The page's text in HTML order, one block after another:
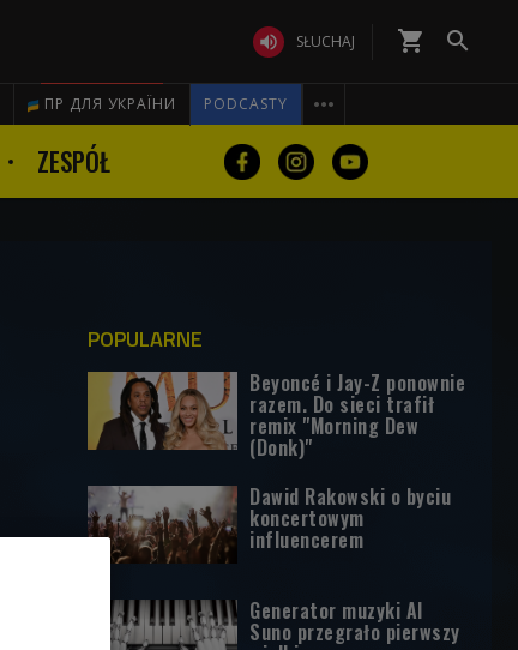
 SŁUCHAJ shopping_cart 
ПР ДЛЯ УКРАЇНИ PODCASTY 
ZESPÓŁ
POPULARNE
Beyoncé i Jay-Z ponownie
razem. Do sieci trafił
remix "Morning Dew
(Donk)"
Dawid Rakowski o byciu
koncertowym
influencerem
Generator muzyki AI
Suno przegrało pierwszy